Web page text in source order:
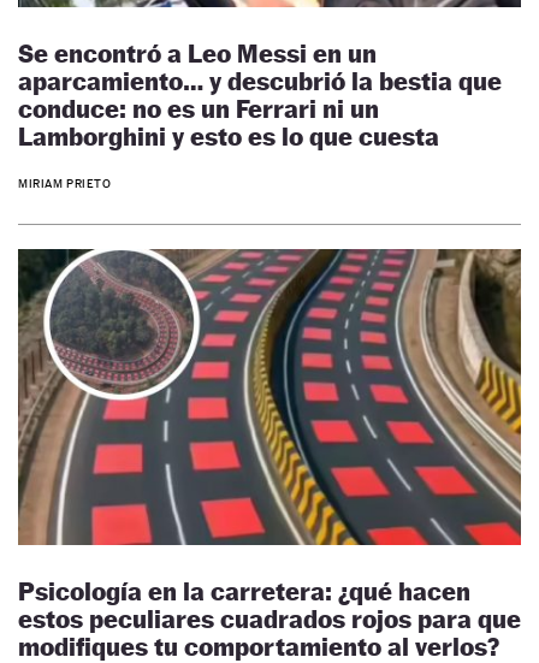
Se encontró a Leo Messi en un
aparcamiento… y descubrió la bestia que
conduce: no es un Ferrari ni un
Lamborghini y esto es lo que cuesta
MIRIAM PRIETO
Psicología en la carretera: ¿qué hacen
estos peculiares cuadrados rojos para que
modifiques tu comportamiento al verlos?